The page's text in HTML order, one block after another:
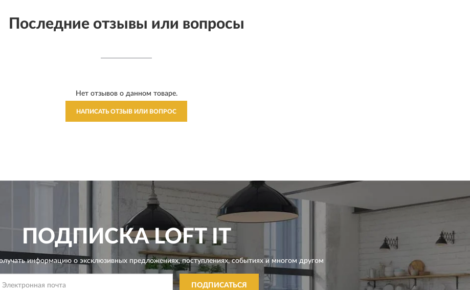
Последние отзывы или вопросы
Нет отзывов о данном товаре.
НАПИСАТЬ ОТЗЫВ ИЛИ ВОПРОС
ПОДПИСКАLOFT IT
информацию о эксклюзивных предложениях,поступлениях, событиях и многом другом
ПОДПИСАТЬСЯ